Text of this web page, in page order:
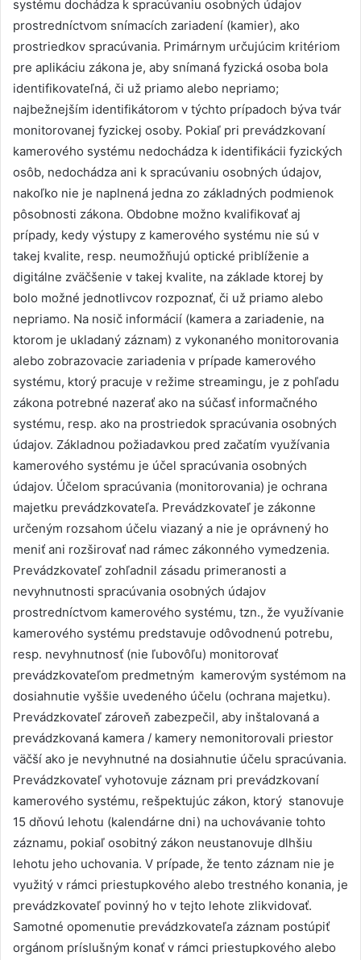
systému dochádza k spracúvaniu osobných údajov
prostredníctvom snímacích zariadení (kamier), ako
prostriedkov spracúvania. Primárnym určujúcim kritériom
pre aplikáciu zákona je, aby snímaná fyzická osoba bola
identifikovateľná, či už priamo alebo nepriamo;
najbežnejším identifikátorom v týchto prípadoch býva tvár
monitorovanej fyzickej osoby. Pokiaľ pri prevádzkovaní
kamerového systému nedochádza k identifikácii fyzických
osôb, nedochádza ani k spracúvaniu osobných údajov,
nakoľko nie je naplnená jedna zo základných podmienok
pôsobnosti zákona. Obdobne možno kvalifikovať aj
prípady, kedy výstupy z kamerového systému nie sú v
takej kvalite, resp. neumožňujú optické priblíženie a
digitálne zväčšenie v takej kvalite, na základe ktorej by
bolo možné jednotlivcov rozpoznať, či už priamo alebo
nepriamo. Na nosič informácií (kamera a zariadenie, na
ktorom je ukladaný záznam) z vykonaného monitorovania
alebo zobrazovacie zariadenia v prípade kamerového
systému, ktorý pracuje v režime streamingu, je z pohľadu
zákona potrebné nazerať ako na súčasť informačného
systému, resp. ako na prostriedok spracúvania osobných
údajov. Základnou požiadavkou pred začatím využívania
kamerového systému je účel spracúvania osobných
údajov. Účelom spracúvania (monitorovania) je ochrana
majetku prevádzkovateľa. Prevádzkovateľ je zákonne
určeným rozsahom účelu viazaný a nie je oprávnený ho
meniť ani rozširovať nad rámec zákonného vymedzenia.
Prevádzkovateľ zohľadnil zásadu primeranosti a
nevyhnutnosti spracúvania osobných údajov
prostredníctvom kamerového systému, tzn., že využívanie
kamerového systému predstavuje odôvodnenú potrebu,
resp. nevyhnutnosť (nie ľubovôľu) monitorovať
prevádzkovateľom predmetným kamerovým systémom na
dosiahnutie vyššie uvedeného účelu (ochrana majetku).
Prevádzkovateľ zároveň zabezpečil, aby inštalovaná a
prevádzkovaná kamera / kamery nemonitorovali priestor
väčší ako je nevyhnutné na dosiahnutie účelu spracúvania.
Prevádzkovateľ vyhotovuje záznam pri prevádzkovaní
kamerového systému, rešpektujúc zákon, ktorý stanovuje
15 dňovú lehotu (kalendárne dni) na uchovávanie tohto
záznamu, pokiaľ osobitný zákon neustanovuje dlhšiu
lehotu jeho uchovania. V prípade, že tento záznam nie je
využitý v rámci priestupkového alebo trestného konania, je
prevádzkovateľ povinný ho v tejto lehote zlikvidovať.
Samotné opomenutie prevádzkovateľa záznam postúpiť
orgánom príslušným konať v rámci priestupkového alebo